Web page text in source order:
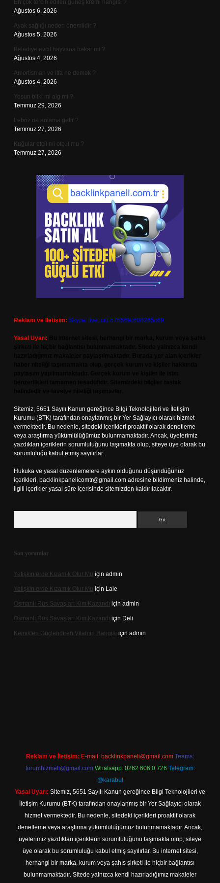
En çok tercih edilen güneş kremi hangisi ?
Ağustos 6, 2026
Ayak sağlığı neden önemlidir ?
Ağustos 5, 2026
Belediye evcil hayvana bakar mı ?
Ağustos 4, 2026
Amortisman ve itfa ne demek ?
Ağustos 4, 2026
Yosun bitki mi alg mi ?
Temmuz 29, 2026
Lebriz ne anlama gelir ?
Temmuz 27, 2026
Kuğular etçil mi otçul mu ?
Temmuz 27, 2026
Reklam ve İletişim: Skype: live:.cid.575569c608265c69
Yasal Uyarı:
Sitemiz, 5651 Sayılı Kanun gereğince Bilgi Teknolojileri ve İletişim
Kurumu (BTK) tarafından onaylanmış bir Yer Sağlayıcı olarak hizmet
vermektedir. Bu nedenle, sitedeki içerikleri proaktif olarak denetleme
veya araştırma yükümlülüğümüz bulunmamaktadır. Ancak, üyelerimiz
yazdıkları içeriklerin sorumluluğunu taşımakta olup, siteye üye olarak bu
sorumluluğu kabul etmiş sayılırlar.
Hukuka ve yasal düzenlemelere aykırı olduğunu düşündüğünüz
içerikleri, backlinkpanelicomtr@gmail.com adresine bildirmeniz halinde,
ilgili içerikler yasal süre içerisinde sitemizden kaldırılacaktır.
Son yorumlar
Yetişkinlerde Kızamık Olur Mu için admin
Yetişkinlerde Kızamık Olur Mu için Lale
Osmanlı Rus Savaşları Kim Kazandı için admin
Osmanlı Rus Savaşları Kim Kazandı için Deli
Kemikleri Güçlendiren Vitamin Hangisi için admin
Reklam ve İletişim: E-mail: backlinkpaneli@gmail.com Teams:
forumhizmeti@gmail.com Whatsapp: 0262 606 0 726 Telegram:
@karabul
Yasal Uyarı: Sitemiz, 5651 Sayılı Kanun gereğince Bilgi Teknolojileri ve
İletişim Kurumu (BTK) tarafından onaylanmış bir Yer Sağlayıcı olarak
hizmet vermektedir. Bu nedenle, sitedeki içerikleri proaktif olarak
denetleme veya araştırma yükümlülüğümüz bulunmamaktadır. Ancak,
üyelerimiz yazdıkları içeriklerin sorumluluğunu taşımakta olup, siteye
üye olarak bu sorumluluğu kabul etmiş sayılırlar. Bu internet sitesi,
herhangi bir marka, kurum veya şahıs şirketi ile hiçbir bağlantısı
bulunmamaktadır. Sitede yalnızca kendi hazırladığımız makaleler